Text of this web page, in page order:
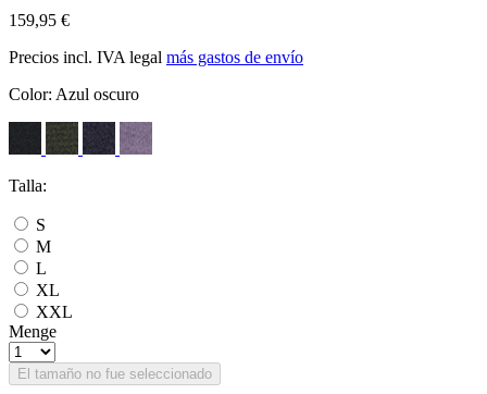
159,95 €
Precios incl. IVA legal más gastos de envío
Color: Azul oscuro
Talla:
S
M
L
XL
XXL
Menge
El tamaño no fue seleccionado